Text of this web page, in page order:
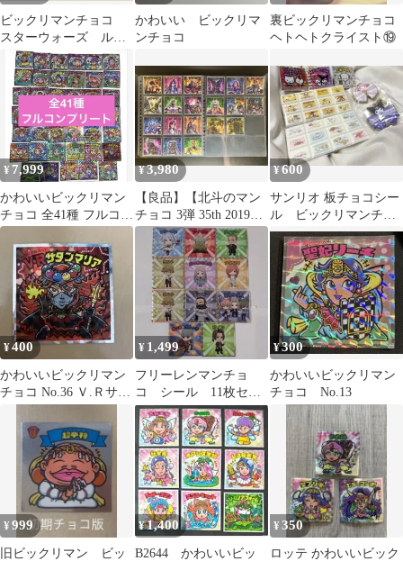
ビックリマンチョコ
スターウォーズ ルー
ク・スカイウォーカー
&グローグー
かわいい ビックリマ
ンチョコ
裏ビックリマンチョコ
ヘトヘトクライスト⑲
¥ 7,999
かわいいビックリマン
チョコ 全41種 フルコン
プリート
¥3,980
【良品】【北斗のマン
チョコ 3弾 35th 2019年
製20種コンプセット】
¥600
サンリオ 板チョコシー
ル ビックリマンチョ
コ キーホルダーセッ
¥400
かわいいビックリマン
チョコ No.36 Ｖ.Ｒサタ
¥ 1,499
フリーレンマンチョ
コ シール 11枚セッ
ト
¥300
かわいいビックリマン
チョコ No.13
¥999
旧ビックリマン ビッ
¥1,400
B2644 かわいいビッ
¥350
ロッテ かわいいビック